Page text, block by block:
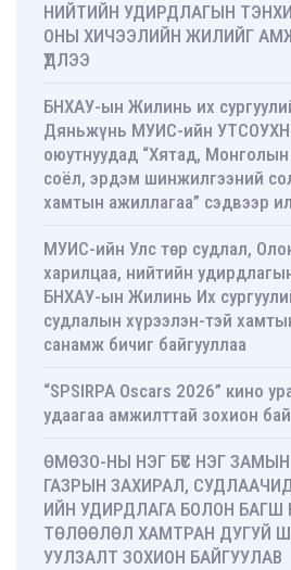
НИЙТИЙН УДИРДЛАГЫН
ОНЫ ХИЧЭЭЛИЙН ЖИЛИЙГ
ҮДЛЭЭ
БНХАУ-ын Жилинь их
Дяньжүнь МУИС-ийн
оюутнуудад “Хятад, Монголын
соёл, эрдэм шинжилгээний
хамтын ажиллагаа” сэдвээр
МУИС-ийн Улс төр судлал,
харилцаа, нийтийн
БНХАУ-ын Жилинь Их
судлалын хүрээлэн-тэй
санамж бичиг байгууллаа
“SPSIRPA Oscars 2026” кино
удаагаа амжилттай зохион
ӨМӨЗО-НЫ НЭГ БҮС НЭГ
ГАЗРЫН ЗАХИРАЛ,
ИЙН УДИРДЛАГА БОЛОН БАГШ
ТӨЛӨӨЛӨЛ ХАМТРАН ДУГУЙ
УУЛЗАЛТ ЗОХИОН БАЙГУУЛАВ